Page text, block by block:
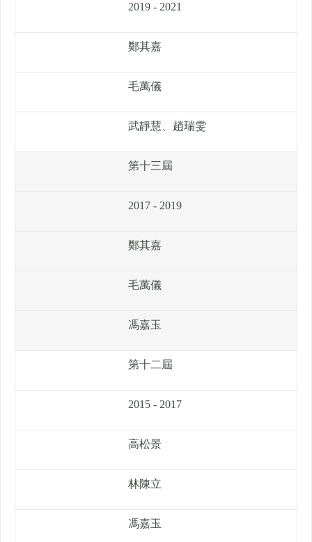
2019 - 2021
鄭其嘉
毛萬儀
武靜慧、趙瑞雯
第十三屆
2017 - 2019
鄭其嘉
毛萬儀
馮嘉玉
第十二屆
2015 - 2017
高松景
林陳立
馮嘉玉